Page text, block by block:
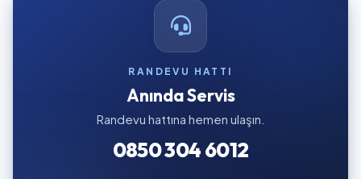
RANDEVU HATTI
Anında Servis
Randevu hattına hemen ulaşın.
0850 304 6012